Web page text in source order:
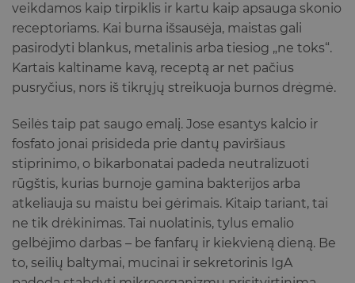
veikdamos kaip tirpiklis ir kartu kaip apsauga skonio
receptoriams. Kai burna išsausėja, maistas gali
pasirodyti blankus, metalinis arba tiesiog „ne toks“.
Kartais kaltiname kavą, receptą ar net pačius
pusryčius, nors iš tikrųjų streikuoja burnos drėgmė.
Seilės taip pat saugo emalį. Jose esantys kalcio ir
fosfato jonai prisideda prie dantų paviršiaus
stiprinimo, o bikarbonatai padeda neutralizuoti
rūgštis, kurias burnoje gamina bakterijos arba
atkeliauja su maistu bei gėrimais. Kitaip tariant, tai
ne tik drėkinimas. Tai nuolatinis, tylus emalio
gelbėjimo darbas – be fanfarų ir kiekvieną dieną. Be
to, seilių baltymai, mucinai ir sekretorinis IgA